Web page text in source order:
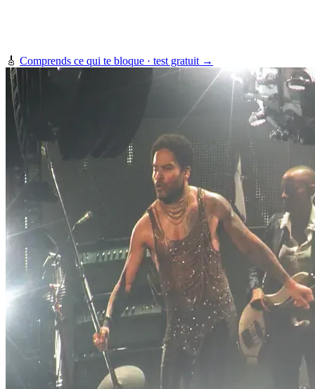
🎸 Comprends ce qui te bloque · test gratuit →